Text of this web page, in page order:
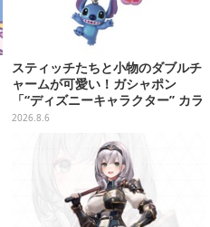
スティッチたちと小物のダブルチ
ャームが可愛い！ガシャポン
「“ディズニーキャラクター” カラ
フルマルチチャーム」が発売
2026.8.6